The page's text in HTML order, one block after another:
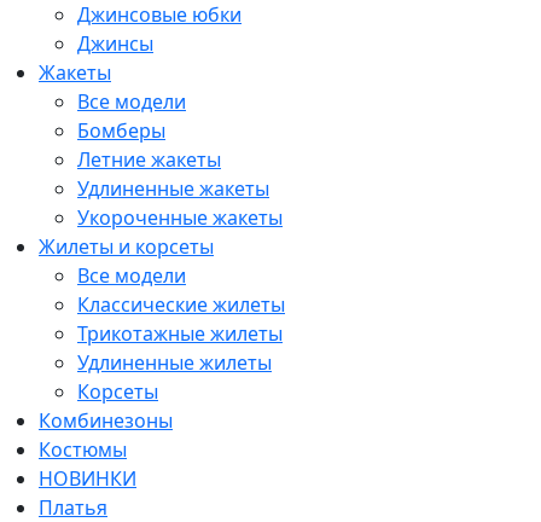
Джинсовые юбки
Джинсы
Жакеты
Все модели
Бомберы
Летние жакеты
Удлиненные жакеты
Укороченные жакеты
Жилеты и корсеты
Все модели
Классические жилеты
Трикотажные жилеты
Удлиненные жилеты
Корсеты
Комбинезоны
Костюмы
НОВИНКИ
Платья